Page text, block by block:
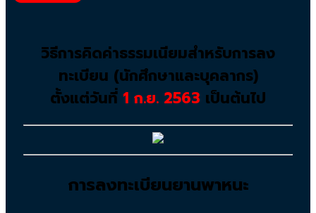
วิธีการคิดค่าธรรมเนียมสำหรับการลง
ทะเบียน (นักศึกษาและบุคลากร)
ตั้งแต่วันที่ 1 ก.ย. 2563 เป็นต้นไป
การลงทะเบียนยานพาหนะ